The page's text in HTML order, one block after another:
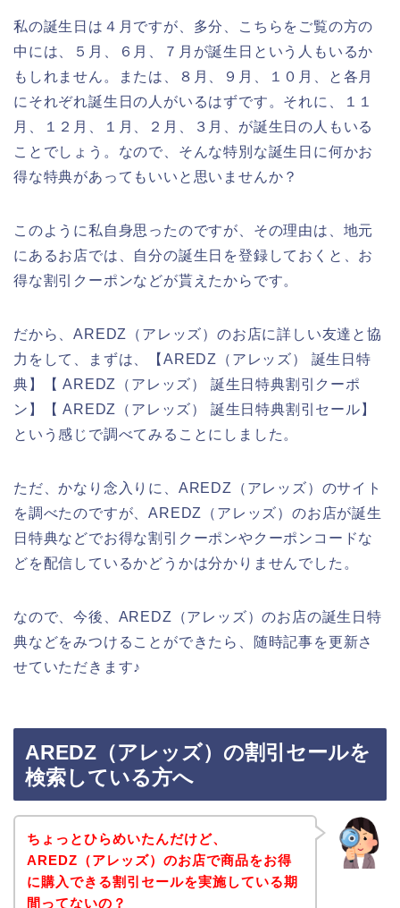
私の誕生日は４月ですが、多分、こちらをご覧の方の
中には、５月、６月、７月が誕生日という人もいるか
もしれません。または、８月、９月、１０月、と各月
にそれぞれ誕生日の人がいるはずです。それに、１１
月、１２月、１月、２月、３月、が誕生日の人もいる
ことでしょう。なので、そんな特別な誕生日に何かお
得な特典があってもいいと思いませんか？
このように私自身思ったのですが、その理由は、地元
にあるお店では、自分の誕生日を登録しておくと、お
得な割引クーポンなどが貰えたからです。
だから、AREDZ（アレッズ）のお店に詳しい友達と協
力をして、まずは、【AREDZ（アレッズ） 誕生日特
典】【 AREDZ（アレッズ） 誕生日特典割引クーポ
ン】【 AREDZ（アレッズ） 誕生日特典割引セール】
という感じで調べてみることにしました。
ただ、かなり念入りに、AREDZ（アレッズ）のサイト
を調べたのですが、AREDZ（アレッズ）のお店が誕生
日特典などでお得な割引クーポンやクーポンコードな
どを配信しているかどうかは分かりませんでした。
なので、今後、AREDZ（アレッズ）のお店の誕生日特
典などをみつけることができたら、随時記事を更新さ
せていただきます♪
AREDZ（アレッズ）の割引セールを
検索している方へ
ちょっとひらめいたんだけど、
AREDZ（アレッズ）のお店で商品をお得
に購入できる割引セールを実施している期
間ってないの？